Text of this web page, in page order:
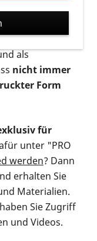
werden in
zur
Variante
als
nicht immer
Form
für
unter "PRO
werden? Dann
erhalten Sie
Materialien.
Sie Zugriff
und Videos.